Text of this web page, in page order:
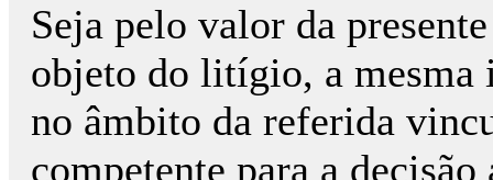
Seja pelo valor da
objeto do litígio, a mesma
no âmbito da referida
competente para a